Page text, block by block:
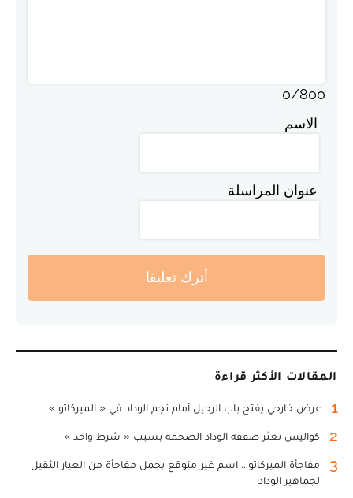
0/800
الاسم
عنوان المراسلة
أترك تعليقا
المقالات الأكثر قراءة
1 عرض خارجي يفتح باب الرحيل أمام نجم الوداد في « الميركاتو »
2 كواليس تعثر صفقة الوداد الضخمة بسبب « شرط واحد »
3
مفاجأة الميركاتو... اسم غير متوقع يحمل مفاجأة من العيار الثقيل
لجماهير الوداد